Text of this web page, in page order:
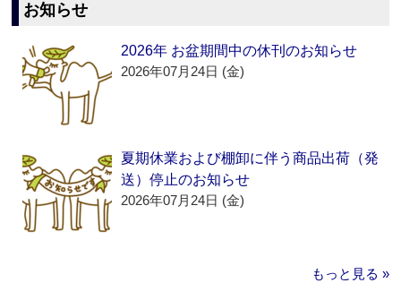
お知らせ
2026年 お盆期間中の休刊のお知らせ
2026年07月24日 (金)
夏期休業および棚卸に伴う商品出荷（発
送）停止のお知らせ
2026年07月24日 (金)
もっと見る »